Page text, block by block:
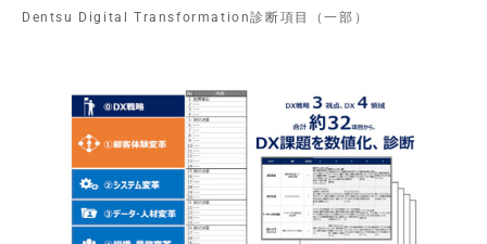
Dentsu Digital Transformation診断項目（一部）